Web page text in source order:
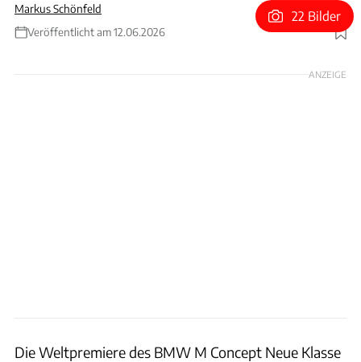
Markus Schönfeld
Veröffentlicht am 12.06.2026
Foto: BMW
22 Bilder
ANZEIGE
Die Weltpremiere des BMW M Concept Neue Klasse